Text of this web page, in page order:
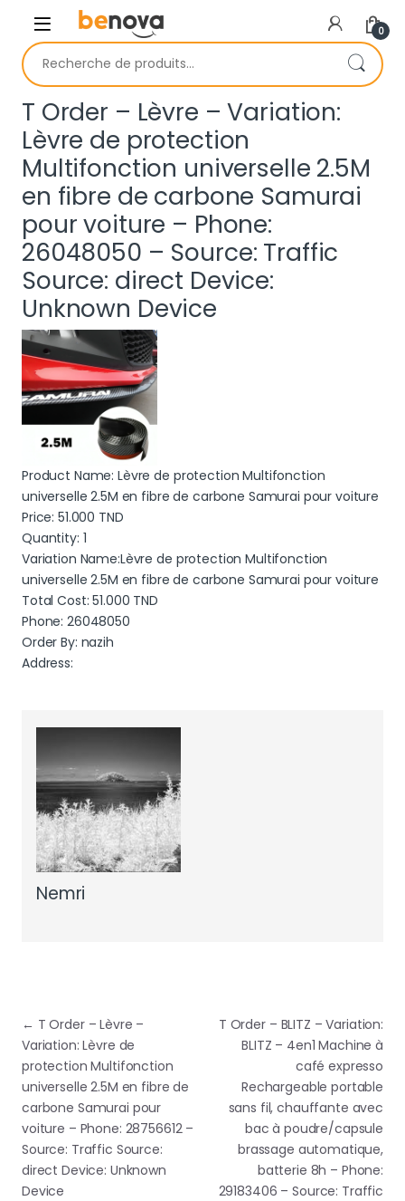
Skip to navigation
Skip to content
0
Recherche pour :
T Order – Lèvre – Variation:
Lèvre de protection
Multifonction universelle 2.5M
en fibre de carbone Samurai
pour voiture – Phone:
26048050 – Source: Traffic
Source: direct Device:
Unknown Device
Product Name: Lèvre de protection Multifonction
universelle 2.5M en fibre de carbone Samurai pour voiture
Price:51.000 TND
Quantity: 1
Variation Name:Lèvre de protection Multifonction
universelle 2.5M en fibre de carbone Samurai pour voiture
Total Cost:51.000 TND
Phone: 26048050
Order By: nazih
Address:
Nemri
Navigation de l’article
← T Order – Lèvre –
Variation: Lèvre de
protection Multifonction
universelle 2.5M en fibre de
carbone Samurai pour
voiture – Phone: 28756612 –
Source: Traffic Source:
direct Device: Unknown
Device
T Order – BLITZ – Variation:
BLITZ – 4en1 Machine à
café expresso
Rechargeable portable
sans fil, chauffante avec
bac à poudre/capsule
brassage automatique,
batterie 8h – Phone:
29183406 – Source: Traffic